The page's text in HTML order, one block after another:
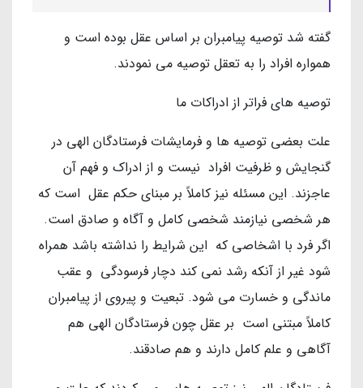
گفته شد توصیه پیامبران بر اساس عقل بوده است و
همواره افراد را به تعقل توصیه می نمودند.
توصیه های فراتر از ادراکات ما
علت بعضی توصیه ها و فرمایشات فرستادگان الهی در
گنجایش و ظرفیت افراد نیست و از ادراک و فهم آن
عاجزند. این مسئله نیز کاملاً بر مبنای حکم عقل است که
هر شخصی نیازمند شخصی کامل و آگاه و صادق است.
اگر فرد با اشخاصی که این شرایط را نداشته باشد همراه
شود غیر از آنکه رشد نمی کند دچار فرسودگی و عقب
ماندگی و خسارت می شود. تبعیت و پیروی از پیامبران
کاملاً مبتنی است بر عقل چون فرستادگان الهی هم
آگاهی و علم کامل دارند و هم صادقند.